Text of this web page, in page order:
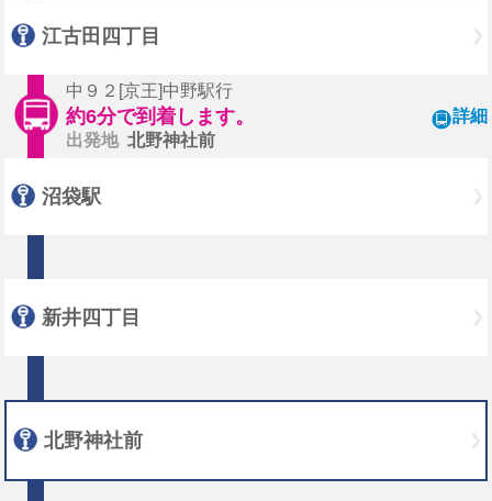
江古田四丁目
中９２[京王]中野駅行
約6分で到着します。
出発地 北野神社前
詳細
沼袋駅
新井四丁目
北野神社前